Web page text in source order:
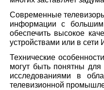
Современные
информации c большим
обеспечить высокое
устройствами или в сети
Технические
могут быть понятны для
исследованиями в
телевизионной